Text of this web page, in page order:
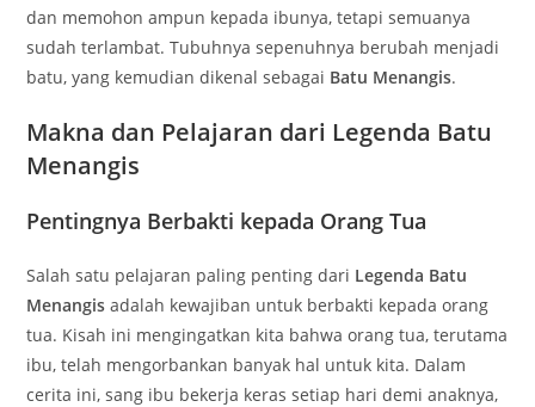
dan memohon ampun kepada ibunya, tetapi semuanya
sudah terlambat. Tubuhnya sepenuhnya berubah menjadi
batu, yang kemudian dikenal sebagai Batu Menangis.
Makna dan Pelajaran dari Legenda Batu
Menangis
Pentingnya Berbakti kepada Orang Tua
Salah satu pelajaran paling penting dari Legenda Batu
Menangis adalah kewajiban untuk berbakti kepada orang
tua. Kisah ini mengingatkan kita bahwa orang tua, terutama
ibu, telah mengorbankan banyak hal untuk kita. Dalam
cerita ini, sang ibu bekerja keras setiap hari demi anaknya,